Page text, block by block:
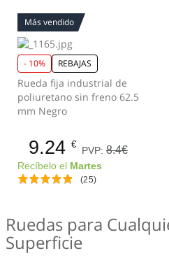
Más vendido
- 10% REBAJAS
Rueda fija industrial de
poliuretano sin freno 62.5
mm Negro
9.24 €
PVP: 8.4€
Recíbelo el Martes
(25)
Ruedas para
Superficie